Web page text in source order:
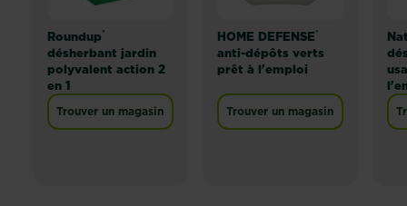
Roundup®
désherbant jardin
polyvalent action 2
en 1
Trouver un magasin
HOME DEFENSE®
anti-dépôts verts
prêt à l'emploi
Trouver un magasin